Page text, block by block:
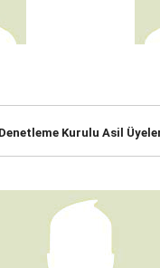
Denetleme Kurulu Asil